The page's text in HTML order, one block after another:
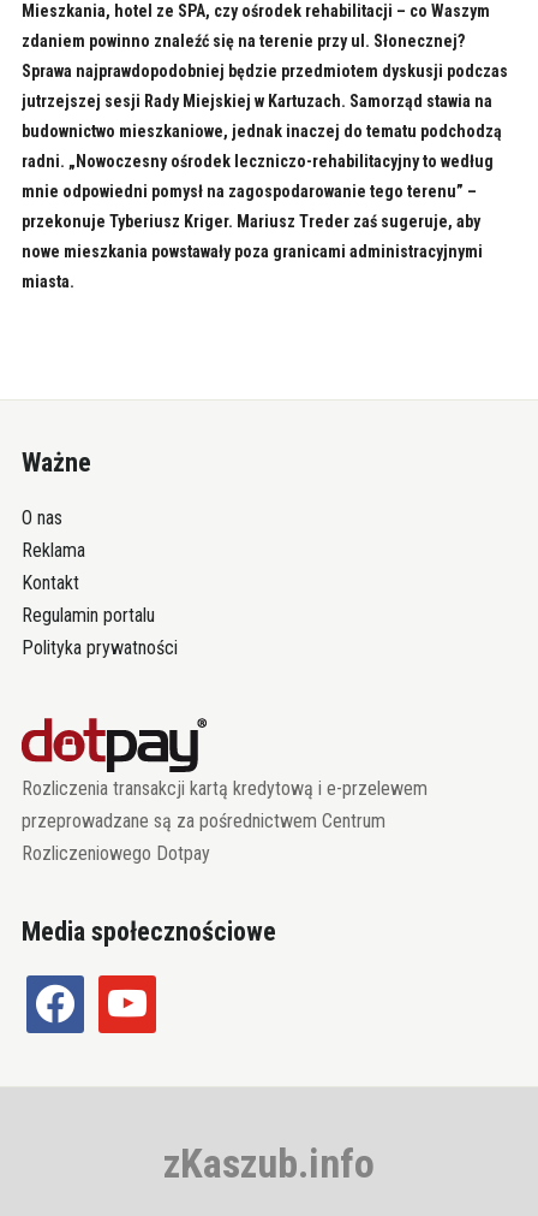
Mieszkania, hotel ze SPA, czy ośrodek rehabilitacji – co Waszym
zdaniem powinno znaleźć się na terenie przy ul. Słonecznej?
Sprawa najprawdopodobniej będzie przedmiotem dyskusji podczas
jutrzejszej sesji Rady Miejskiej w Kartuzach. Samorząd stawia na
budownictwo mieszkaniowe, jednak inaczej do tematu podchodzą
radni. „Nowoczesny ośrodek leczniczo-rehabilitacyjny to według
mnie odpowiedni pomysł na zagospodarowanie tego terenu” –
przekonuje Tyberiusz Kriger. Mariusz Treder zaś sugeruje, aby
nowe mieszkania powstawały poza granicami administracyjnymi
miasta.
Ważne
O nas
Reklama
Kontakt
Regulamin portalu
Polityka prywatności
Rozliczenia transakcji kartą kredytową i e-przelewem
przeprowadzane są za pośrednictwem Centrum
Rozliczeniowego Dotpay
Media społecznościowe
facebook youtube
zKaszub.info